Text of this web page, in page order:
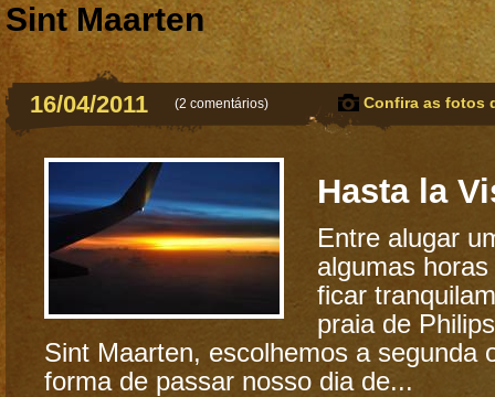
Sint Maarten
16/04/2011 (2 comentários) Confira as fotos
Hasta la
Entre alugar
algumas
ficar
praia de
Sint Maarten, escolhemos a segunda
forma de passar nosso dia de...